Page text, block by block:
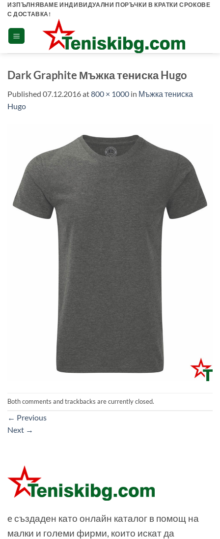
Skip
content
ИЗПЪЛНЯВАМЕ ИНДИВИДУАЛНИ ПОРЪЧКИ В КРАТКИ СРОКОВЕ
С ДОСТАВКА!
Dark Graphite Мъжка тениска Hugo
Published 07.12.2016at800 × 1000 in Мъжка тениска
Hugo
Both comments and trackbacks are currently closed.
← Previous
Next →
e създаден като онлайн каталог в помощ на
малки и големи фирми, които искат да